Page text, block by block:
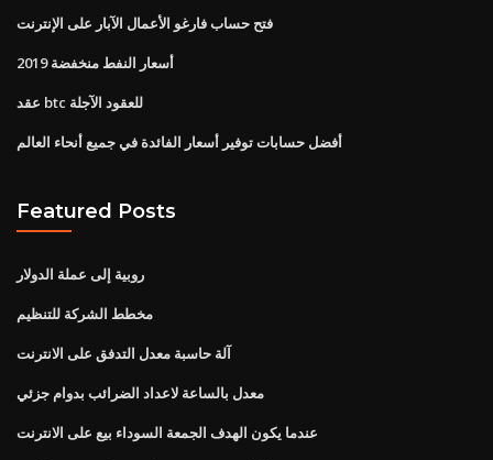
فتح حساب فارغو الأعمال الآبار على الإنترنت
أسعار النفط منخفضة 2019
عقد btc للعقود الآجلة
أفضل حسابات توفير أسعار الفائدة في جميع أنحاء العالم
Featured Posts
روبية إلى عملة الدولار
مخطط الشركة للتنظيم
آلة حاسبة معدل التدفق على الانترنت
معدل بالساعة لاعداد الضرائب بدوام جزئي
عندما يكون الهدف الجمعة السوداء بيع على الانترنت